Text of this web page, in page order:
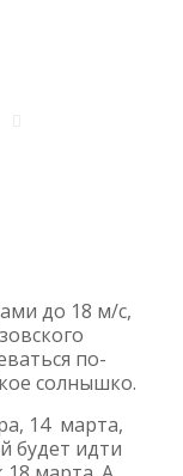
до 18 м/с,
по-
солнышко.
14 марта,
будет идти